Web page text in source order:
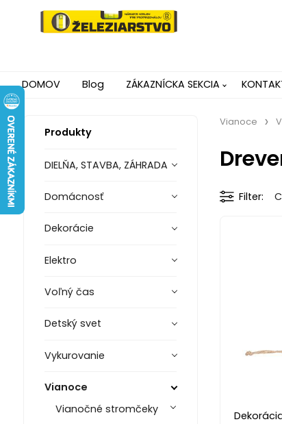
DOMOV Blog ZÁKAZNÍCKA SEKCIA
Produkty
DIELŇA, STAVBA, ZÁHRADA
Domácnosť
Dekorácie
Elektro
Voľný čas
Detský svet
Vykurovanie
Vianoce
Vianočné stromčeky
Vianoce
Filter